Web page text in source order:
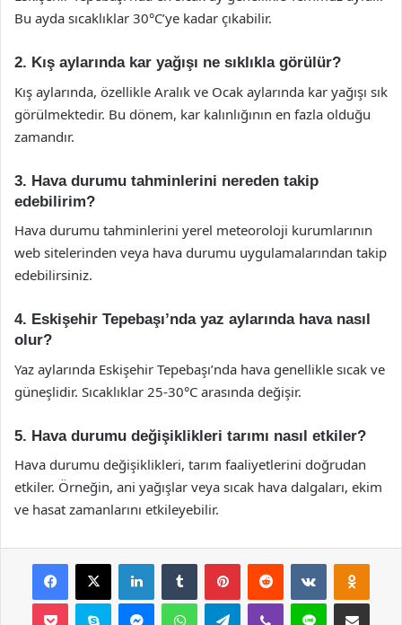
Bu ayda sıcaklıklar 30°C’ye kadar çıkabilir.
2. Kış aylarında kar yağışı ne sıklıkla görülür?
Kış aylarında, özellikle Aralık ve Ocak aylarında kar yağışı sık
görülmektedir. Bu dönem, kar kalınlığının en fazla olduğu
zamandır.
3. Hava durumu tahminlerini nereden takip
edebilirim?
Hava durumu tahminlerini yerel meteoroloji kurumlarının
web sitelerinden veya hava durumu uygulamalarından takip
edebilirsiniz.
4. Eskişehir Tepebaşı’nda yaz aylarında hava nasıl
olur?
Yaz aylarında Eskişehir Tepebaşı’nda hava genellikle sıcak ve
güneşlidir. Sıcaklıklar 25-30°C arasında değişir.
5. Hava durumu değişiklikleri tarımı nasıl etkiler?
Hava durumu değişiklikleri, tarım faaliyetlerini doğrudan
etkiler. Örneğin, ani yağışlar veya sıcak hava dalgaları, ekim
ve hasat zamanlarını etkileyebilir.
Facebook
X LinkedInTumblr PinterestReddit VKontakte
Pocket Skype MessengerWhatsAppTelegramViber Line E-Posta ile